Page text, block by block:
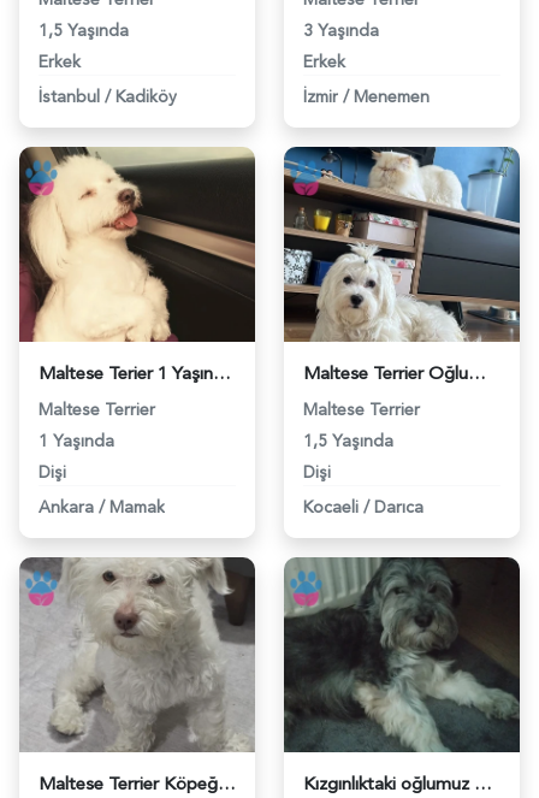
1,5 Yaşında
Erkek
İstanbul / Kadiköy
3 Yaşında
Erkek
İzmir / Menemen
Maltese Terier 1 Yaşında Eş Arıyor - 118983039
Maltese Terrier
1 Yaşında
Dişi
Ankara / Mamak
Maltese Terrier Oğluma Eş arıyoruz - 118983033
Maltese Terrier
1,5 Yaşında
Dişi
Kocaeli / Darıca
Maltese Terrier Köpeğime Eş Arıyorum - 118983023 Kızgınlıktaki oğlumuz berduşa eş arıyoruz. - 118982998